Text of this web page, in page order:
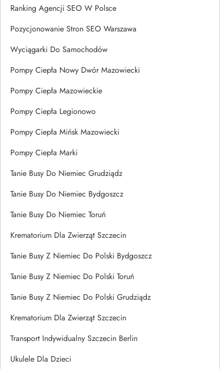
Ranking Agencji SEO W Polsce
Pozycjonowanie Stron SEO Warszawa
Wyciągarki Do Samochodów
Pompy Ciepła Nowy Dwór Mazowiecki
Pompy Ciepła Mazowieckie
Pompy Ciepła Legionowo
Pompy Ciepła Mińsk Mazowiecki
Pompy Ciepła Marki
Tanie Busy Do Niemiec Grudziądz
Tanie Busy Do Niemiec Bydgoszcz
Tanie Busy Do Niemiec Toruń
Krematorium Dla Zwierząt Szczecin
Tanie Busy Z Niemiec Do Polski Bydgoszcz
Tanie Busy Z Niemiec Do Polski Toruń
Tanie Busy Z Niemiec Do Polski Grudziądz
Krematorium Dla Zwierząt Szczecin
Transport Indywidualny Szczecin Berlin
Ukulele Dla Dzieci